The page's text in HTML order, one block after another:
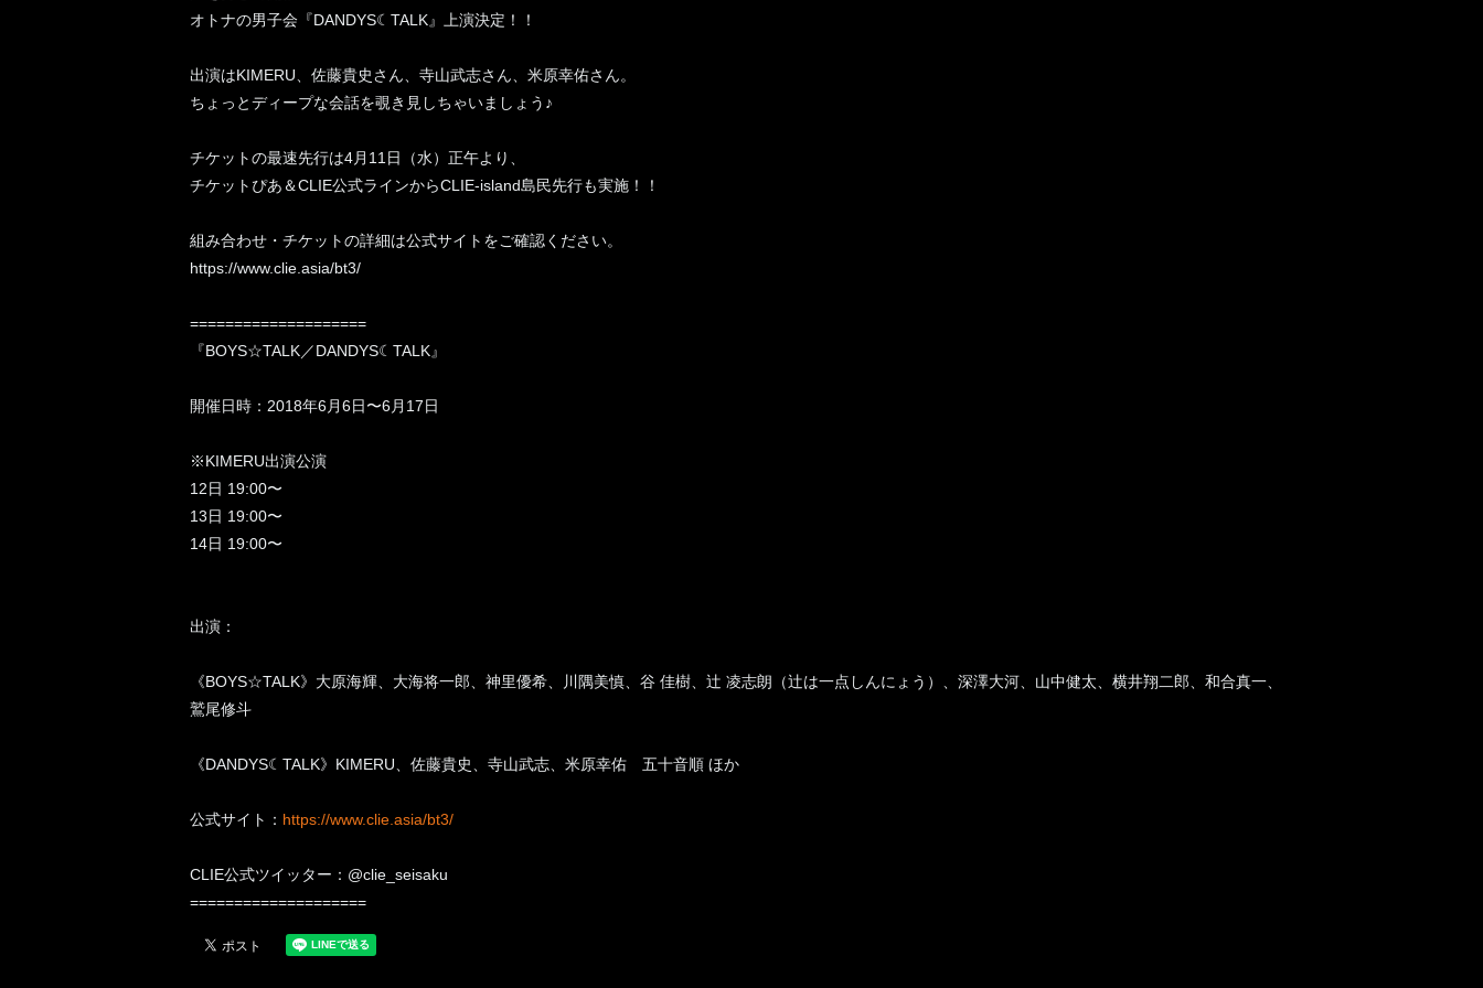
オトナの男子会『DANDYS☾TALK』上演決定！！
出演はKIMERU、佐藤貴史さん、寺山武志さん、米原幸佑さん。
ちょっとディープな会話を覗き見しちゃいましょう♪
チケットの最速先行は4月11日（水）正午より、
チケットぴあ＆CLIE公式ラインからCLIE-island島民先行も実施！！
組み合わせ・チケットの詳細は公式サイトをご確認ください。
https://www.clie.asia/bt3/
====================
『BOYS☆TALK／DANDYS☾TALK』
開催日時：2018年6月6日〜6月17日
※KIMERU出演公演
12日 19:00〜
13日 19:00〜
14日 19:00〜
出演：
《BOYS☆TALK》大原海輝、大海将一郎、神里優希、川隅美慎、谷 佳樹、辻 凌志朗（辻は一点しんにょう）、深澤大河、山中健太、横井翔二郎、和合真一、
鷲尾修斗
《DANDYS☾TALK》KIMERU、佐藤貴史、寺山武志、米原幸佑 五十音順 ほか
公式サイト： https://www.clie.asia/bt3/
CLIE公式ツイッター：@clie_seisaku
====================